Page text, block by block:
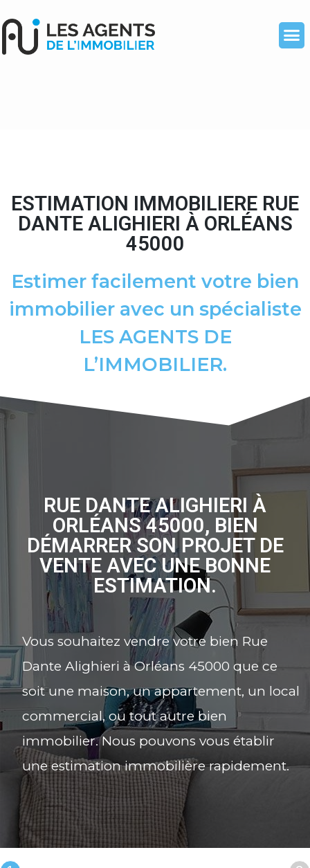
ESTIMATION IMMOBILIERE RUE
DANTE ALIGHIERI À ORLÉANS
45000
Estimer facilement votre bien
immobilier avec un spécialiste
LES AGENTS DE
L’IMMOBILIER.
RUE DANTE ALIGHIERI À
ORLÉANS 45000, BIEN
DÉMARRER SON PROJET DE
VENTE AVEC UNE BONNE
ESTIMATION.
Vous souhaitez vendre votre bien Rue
Dante Alighieri à Orléans 45000 que ce
soit une maison, un appartement, un local
commercial, ou tout autre bien
immobilier. Nous pouvons vous établir
une estimation immobilière rapidement.